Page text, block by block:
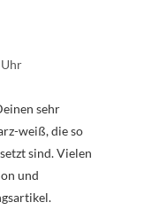
Uhr
sehr
weiß, die so
sind. Vielen
und